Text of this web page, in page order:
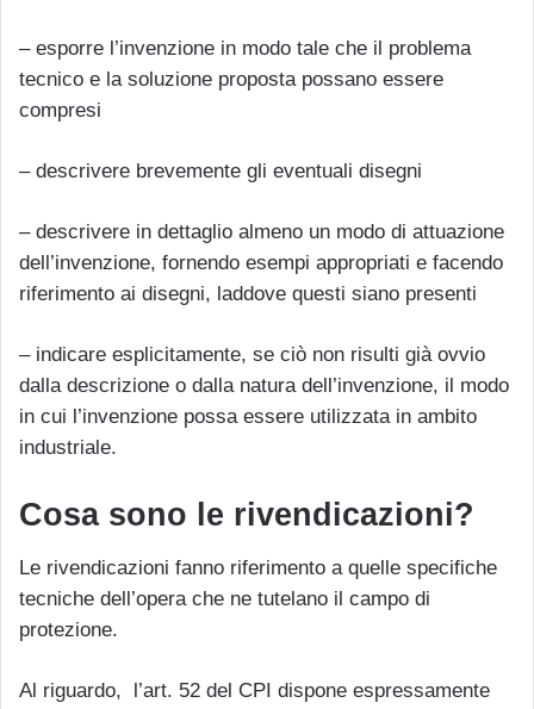
– esporre l’invenzione in modo tale che il problema
tecnico e la soluzione proposta possano essere
compresi
– descrivere brevemente gli eventuali disegni
– descrivere in dettaglio almeno un modo di attuazione
dell’invenzione, fornendo esempi appropriati e facendo
riferimento ai disegni, laddove questi siano presenti
– indicare esplicitamente, se ciò non risulti già ovvio
dalla descrizione o dalla natura dell’invenzione, il modo
in cui l’invenzione possa essere utilizzata in ambito
industriale.
Cosa sono le rivendicazioni?
Le rivendicazioni fanno riferimento a quelle specifiche
tecniche dell’opera che ne tutelano il campo di
protezione.
Al riguardo, l’art. 52 del CPI dispone espressamente